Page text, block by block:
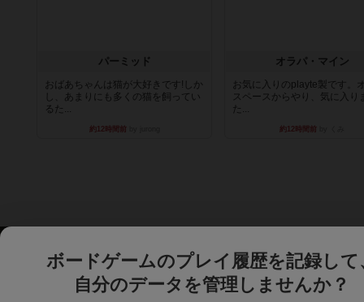
パーミッド
おばあちゃんは猫が大好きです!しか
し、あまりにも多くの猫を飼ってい
るた...
約12時間前
オラパ・マイン
お気に入りのplayte製です。
スペースからやり、気に入り
た...
約12時間前
ボードゲームのプレイ履歴を記録して
自分のデータを管理しませんか？